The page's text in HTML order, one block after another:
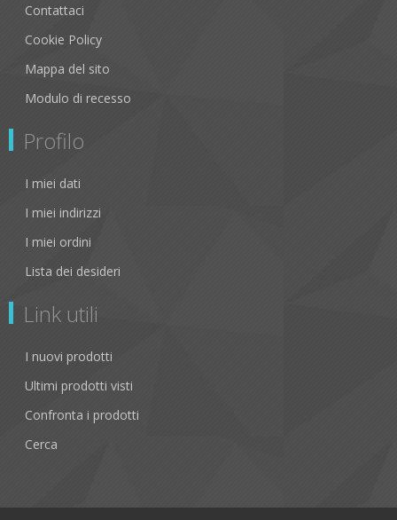
Contattaci
Cookie Policy
Mappa del sito
Modulo di recesso
Profilo
I miei dati
I miei indirizzi
I miei ordini
Lista dei desideri
Link utili
I nuovi prodotti
Ultimi prodotti visti
Confronta i prodotti
Cerca